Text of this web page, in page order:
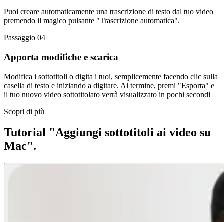
Puoi creare automaticamente una trascrizione di testo dal tuo video
premendo il magico pulsante "Trascrizione automatica".
Passaggio 04
Apporta modifiche e scarica
Modifica i sottotitoli o digita i tuoi, semplicemente facendo clic sulla
casella di testo e iniziando a digitare. Al termine, premi "Esporta" e
il tuo nuovo video sottotitolato verrà visualizzato in pochi secondi
Scopri di più
Tutorial "Aggiungi sottotitoli ai video su
Mac".